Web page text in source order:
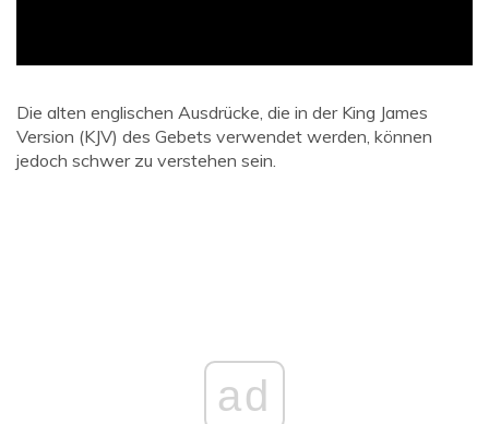
Die alten englischen Ausdrücke, die in der King James
Version (KJV) des Gebets verwendet werden, können
jedoch schwer zu verstehen sein.
ad